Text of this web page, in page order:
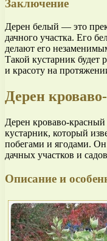
Заключение
Дерен белый — это
дачного участка. Его
делают его
Такой кустарник будет
и красоту на
Дерен
Дерен кроваво-
кустарник, который
побегами и ягодами. Он
дачных участков и
Описание и